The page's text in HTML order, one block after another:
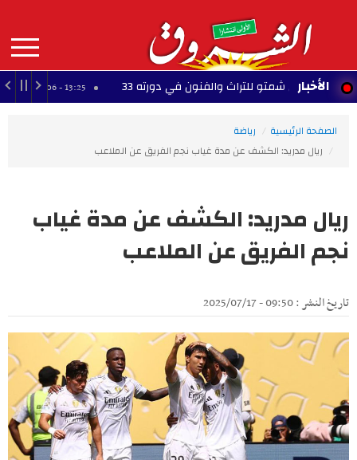
contenu
principal
MAIN
NAVIGATION الأخبار
شمتو للتراث والفنون في دورته 33 13:25 - 2026/08/06 أبطال
الصفحة الرئيسية
رياضة
ريال مدريد: الكشف عن مدة غياب نجم الفريق عن الملاعب
ريال مدريد: الكشف عن مدة غياب
نجم الفريق عن الملاعب
تاريخ النشر : 09:50 - 2025/07/17